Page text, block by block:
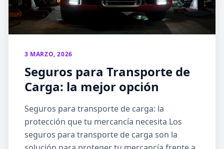
3 MARZO, 2026
Seguros para Transporte de
Carga: la mejor opción
Seguros para transporte de carga: la
protección que tu mercancía necesita Los
seguros para transporte de carga son la